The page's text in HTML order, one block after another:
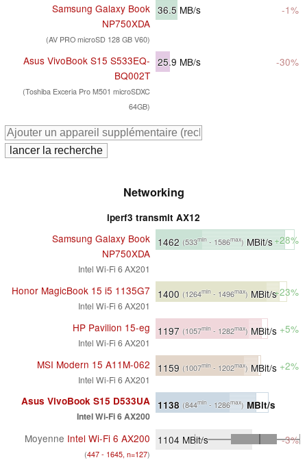
Samsung Galaxy Book
NP750XDA
(AV PRO microSD 128 GB V60)
36.5 MB/s -1%
Asus VivoBook S15 S533EQ-
BQ002T
(Toshiba Exceria Pro M501 microSDXC
64GB)
25.9 MB/s -30%
Networking
iperf3 transmit AX12
Samsung Galaxy Book
NP750XDA
Intel Wi-Fi 6 AX201
1462 (533min- 1586max)MBit/s+28%
Honor MagicBook 15 i5 1135G7
Intel Wi-Fi 6 AX201
1400 (1264min - 1496max) MBit/s+23%
HP Pavilion 15-eg
Intel Wi-Fi 6 AX201
1197 (1057min - 1282max) MBit/s +5%
MSI Modern 15 A11M-062
Intel Wi-Fi 6 AX201
1159 (1007min - 1202max)MBit/s +2%
Asus VivoBook S15 D533UA
Intel Wi-Fi 6 AX200
1138 (844min - 1286max)MBit/s
Moyenne Intel Wi-Fi 6 AX200
(447 - 1645, n=127)
1104 MBit/s -3%